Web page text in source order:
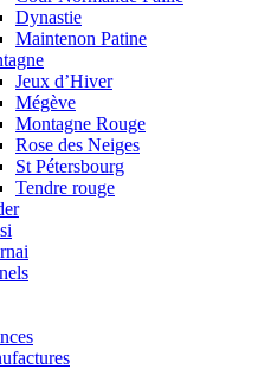
Dynastie
Maintenon Patine
Jeux d’Hiver
Mégève
Montagne Rouge
Rose des Neiges
St Pétersbourg
Tendre rouge